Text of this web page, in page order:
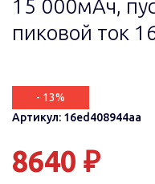
15 000мАч,
пиковой ток
- 13%
Артикул: 16ed408944aa
8640 ₽